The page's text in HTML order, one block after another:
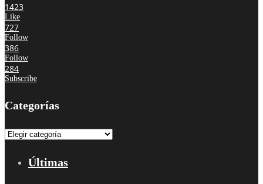
1423
Like
727
Follow
386
Follow
284
Subscribe
Categorías
Categorías
Últimas